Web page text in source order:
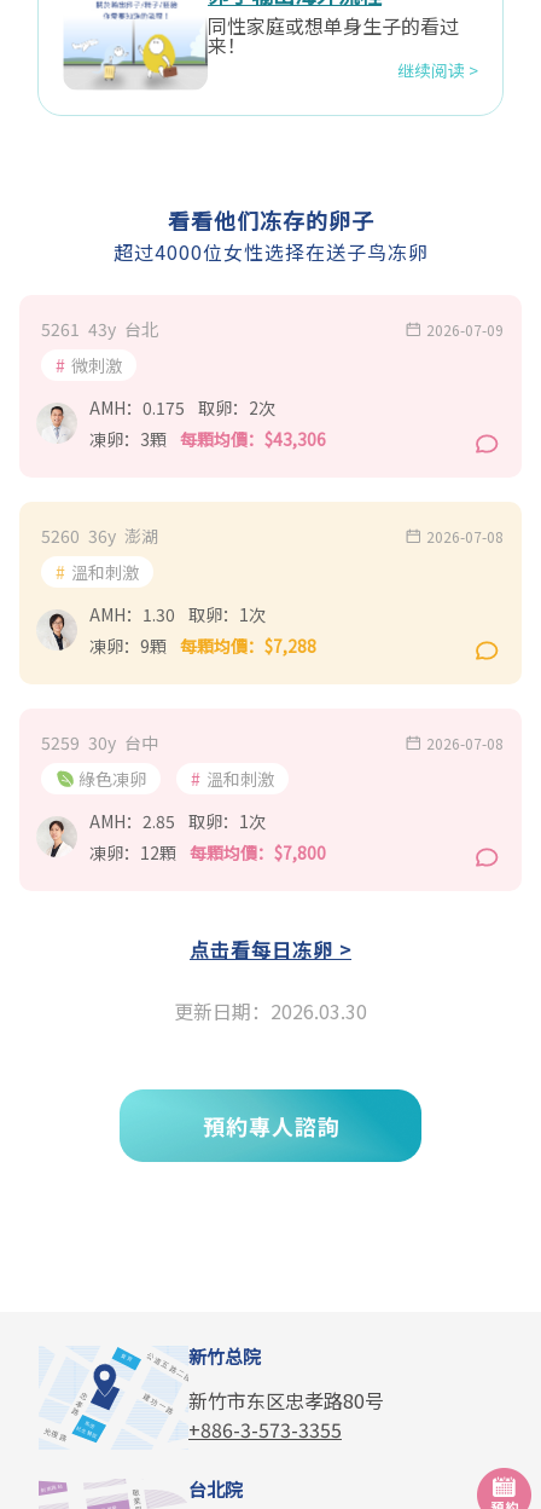
同性家庭或想单身生子的看过
来！
继续阅读 >
看看他们冻存的卵子
超过4000位女性选择在送子鸟冻卵
5261 43y 台北
微刺激
AMH： 0.175 取卵： 2次
凍卵： 3顆 每顆均價：$43,306
2026-07-09
5260 36y 澎湖
溫和刺激
AMH： 1.30 取卵： 1次
凍卵： 9顆 每顆均價：$7,288
2026-07-08
5259 30y 台中
綠色凍卵
溫和刺激
AMH： 2.85 取卵： 1次
凍卵： 12顆 每顆均價：$7,800
2026-07-08
点击看每日冻卵 >
更新日期： 2026.03.30
新竹总院
新竹市东区忠孝路80号
+886-3-573-3355
台北院